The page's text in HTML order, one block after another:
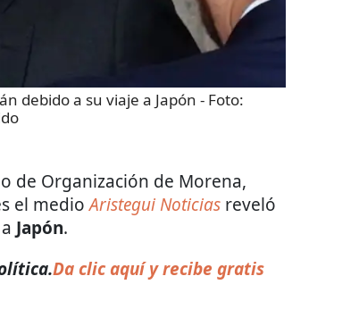
debido a su viaje a Japón - Foto:
de Organización de Morena,
el medioAristegui Noticias reveló
Japón.
Da clic aquí y recibe gratis